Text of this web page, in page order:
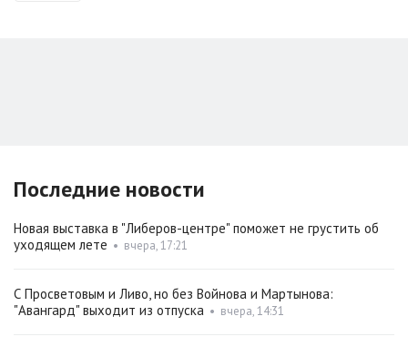
Последние новости
Новая выставка в "Либеров-центре" поможет не грустить об
уходящем лете • вчера, 17:21
С Просветовым и Ливо, но без Войнова и Мартынова:
"Авангард" выходит из отпуска • вчера, 14:31